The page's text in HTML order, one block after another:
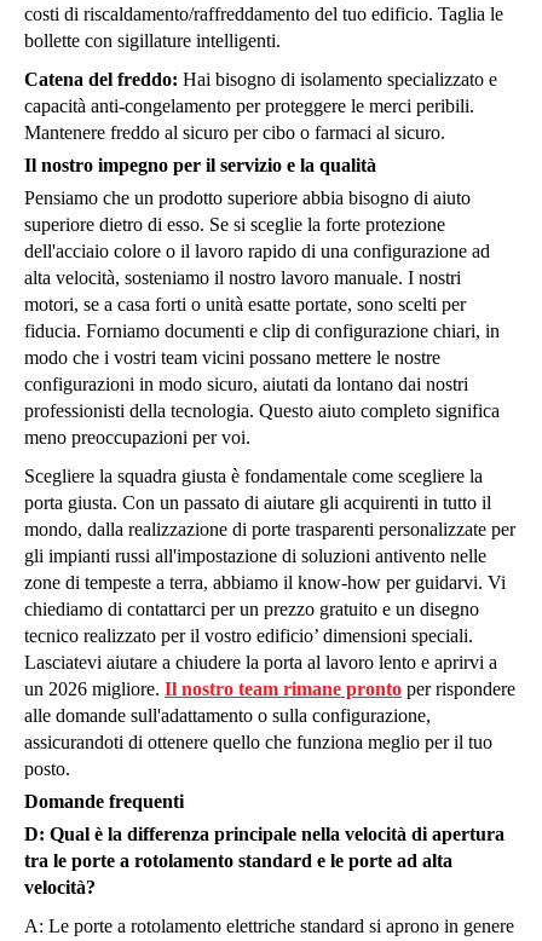
costi di riscaldamento/raffreddamento del tuo edificio. Taglia le
bollette con sigillature intelligenti.
Catena del freddo: Hai bisogno di isolamento specializzato e
capacità anti-congelamento per proteggere le merci peribili.
Mantenere freddo al sicuro per cibo o farmaci al sicuro.
Il nostro impegno per il servizio e la qualità
Pensiamo che un prodotto superiore abbia bisogno di aiuto
superiore dietro di esso. Se si sceglie la forte protezione
dell'acciaio colore o il lavoro rapido di una configurazione ad
alta velocità, sosteniamo il nostro lavoro manuale. I nostri
motori, se a casa forti o unità esatte portate, sono scelti per
fiducia. Forniamo documenti e clip di configurazione chiari, in
modo che i vostri team vicini possano mettere le nostre
configurazioni in modo sicuro, aiutati da lontano dai nostri
professionisti della tecnologia. Questo aiuto completo significa
meno preoccupazioni per voi.
Scegliere la squadra giusta è fondamentale come scegliere la
porta giusta. Con un passato di aiutare gli acquirenti in tutto il
mondo, dalla realizzazione di porte trasparenti personalizzate per
gli impianti russi all'impostazione di soluzioni antivento nelle
zone di tempeste a terra, abbiamo il know-how per guidarvi. Vi
chiediamo di contattarci per un prezzo gratuito e un disegno
tecnico realizzato per il vostro edificio’ dimensioni speciali.
Lasciatevi aiutare a chiudere la porta al lavoro lento e aprirvi a
un 2026 migliore. Il nostro team rimane pronto per rispondere
alle domande sull'adattamento o sulla configurazione,
assicurandoti di ottenere quello che funziona meglio per il tuo
posto.
Domande frequenti
D: Qual è la differenza principale nella velocità di apertura
tra le porte a rotolamento standard e le porte ad alta
velocità?
A: Le porte a rotolamento elettriche standard si aprono in genere